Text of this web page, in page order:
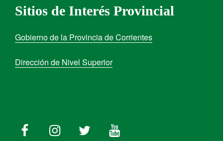
Sitios de Interés Provincial
Gobierno de la Provincia de Corrientes
Dirección de Nivel Superior